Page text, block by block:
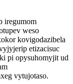
iregumom
weso
kovigodazibela
etizacisuc
pi opysuhomyjit ud
vytujotaso.